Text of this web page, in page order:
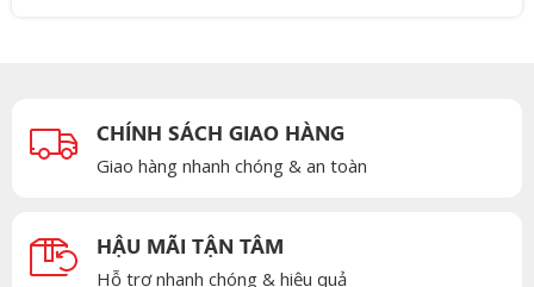
CHÍNH SÁCH GIAO HÀNG
Giao hàng nhanh chóng & an toàn
HẬU MÃI TẬN TÂM
Hỗ trợ nhanh chóng & hiệu quả